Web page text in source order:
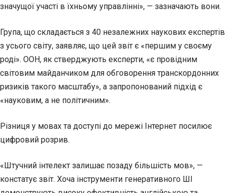
значущої участі в їхньому управлінні», — зазначають вони.
Група, що складається з 40 незалежних наукових експертів
з усього світу, заявляє, що цей звіт є «першим у своєму
роді». ООН, як стверджують експерти, «є провідним
світовим майданчиком для обговорення транскордонних
ризиків такого масштабу», а запропонований підхід є
«науковим, а не політичним».
Різниця у мовах та доступі до мережі Інтернет посилює
цифровий розрив.
«Штучний інтелект залишає позаду більшість мов», —
констатує звіт. Хоча інструменти генеративного ШІ